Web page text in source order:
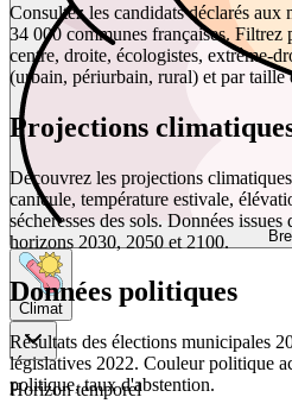
Climat
Horizon temporel
Consultez les candidats déclarés aux
34 000 communes françaises.
centre, droite, écologistes, extrême-
(urbain, périurbain, rural) et par taille
Projections
Découvrez les projections
canicule, température estivale,
sécheresses des sols. Données
horizons 2030, 2050 et 2100.
Données politiques
Résultats des élections municipales
législatives 2022. Couleur politique
politique, taux d'abstention.